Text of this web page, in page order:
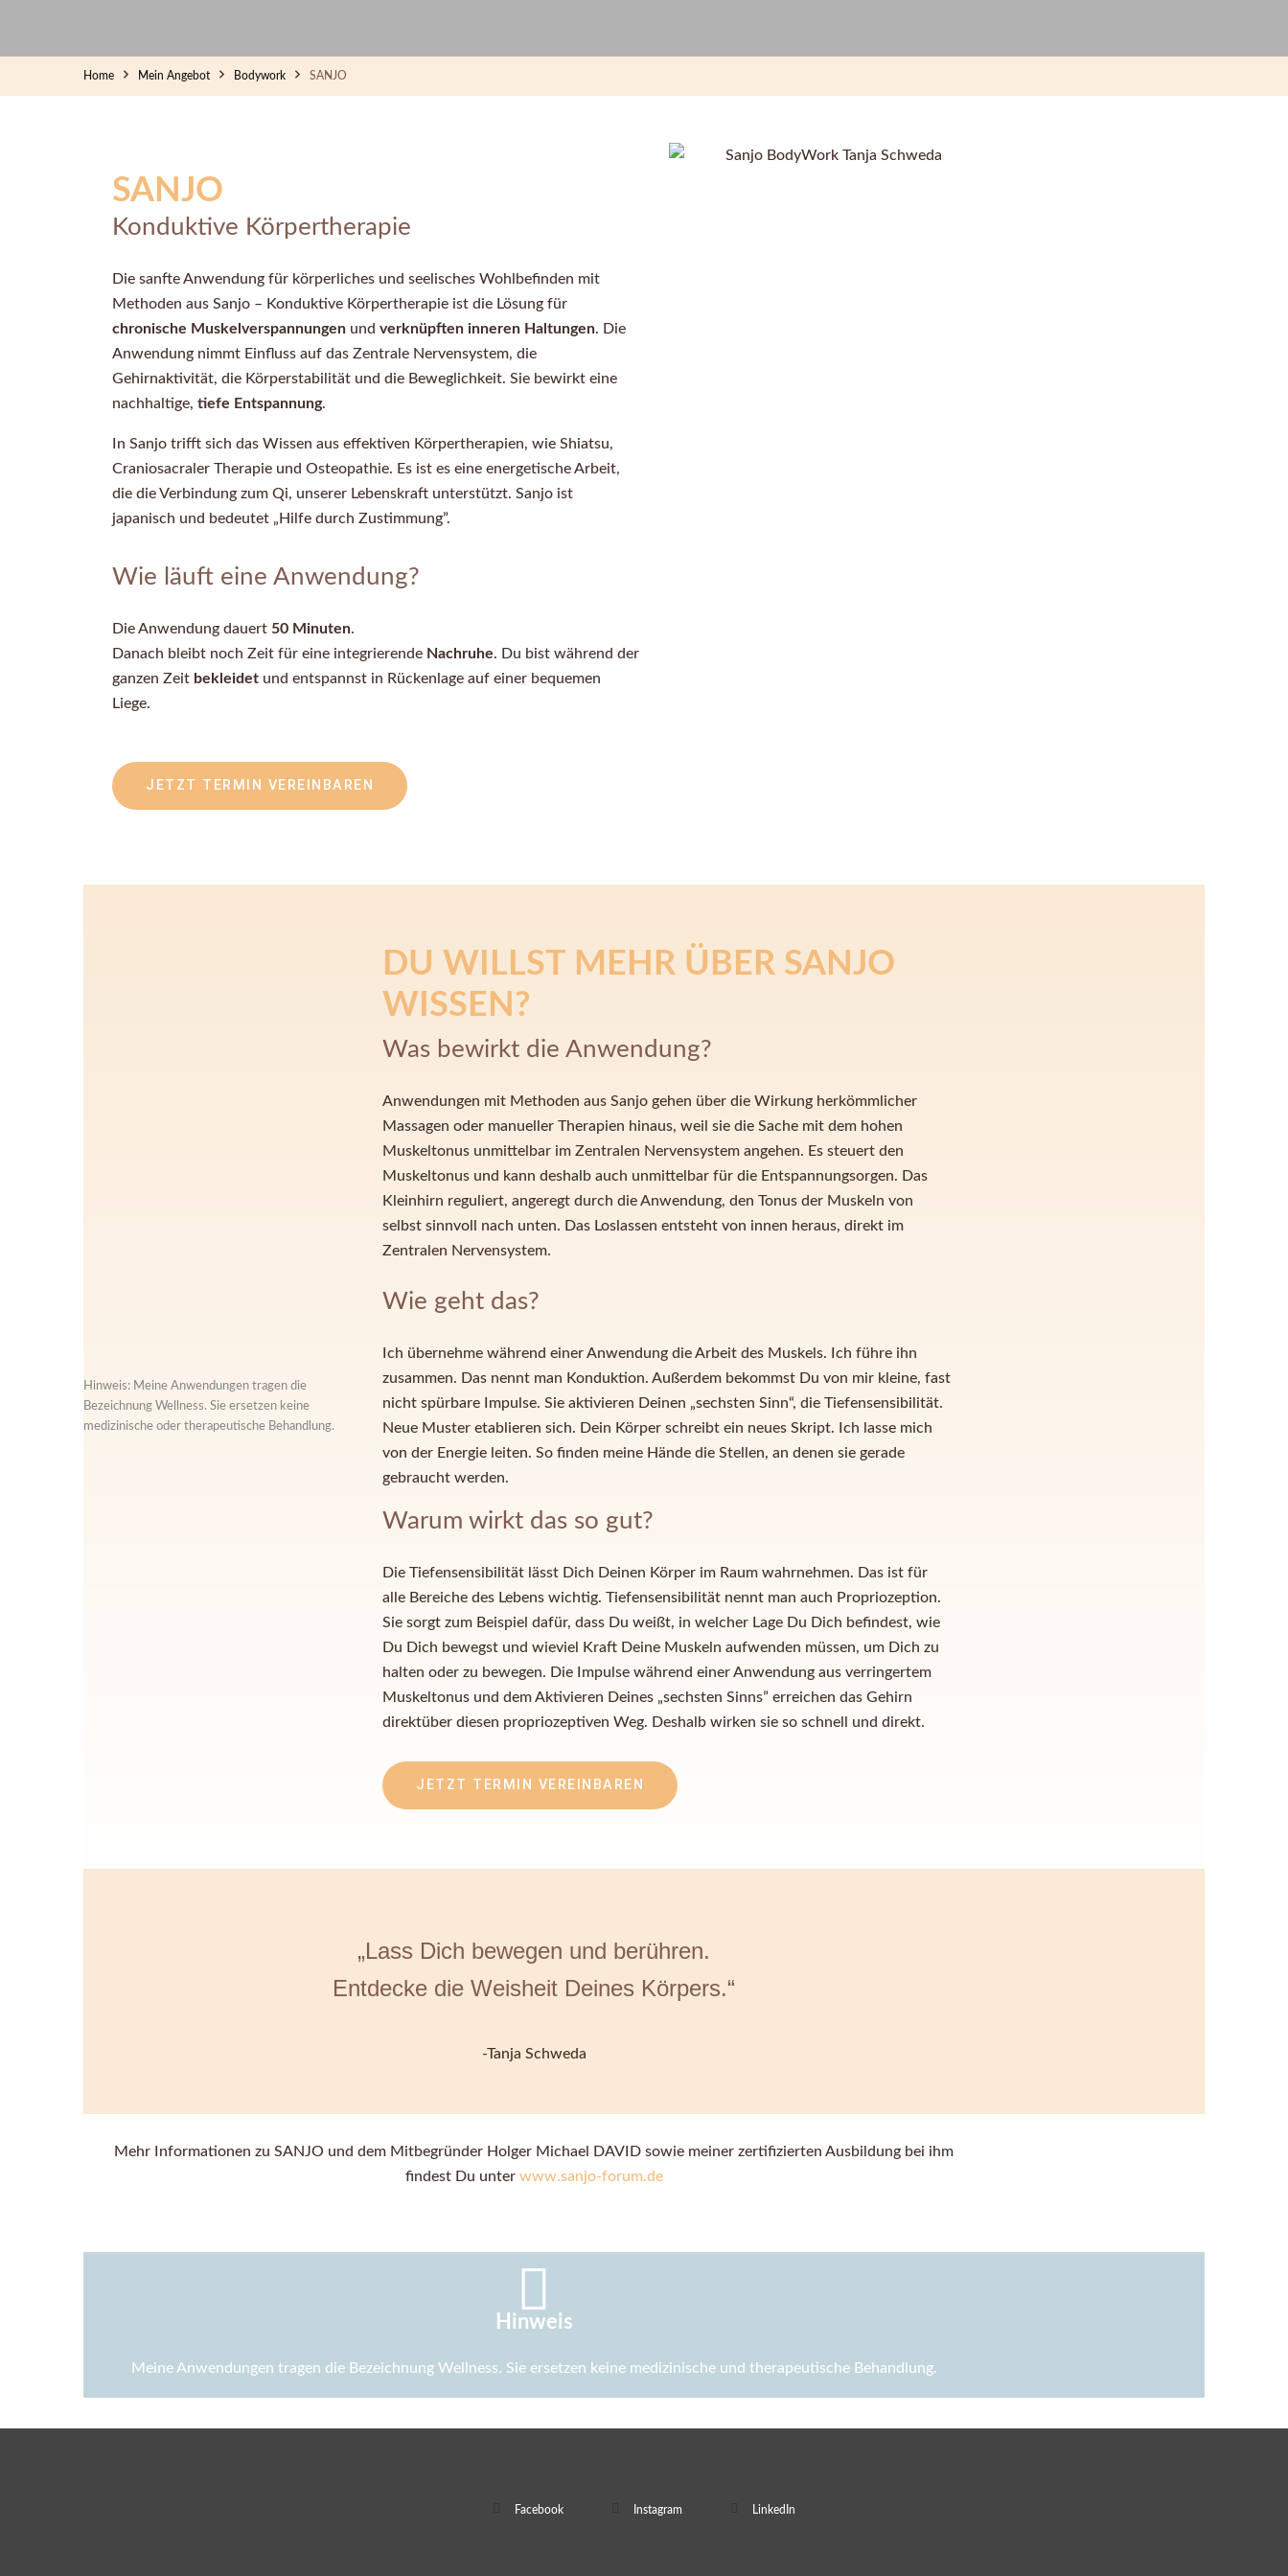
Home Mein Angebot Bodywork SANJO
SANJO
Konduktive Körpertherapie
Die sanfte Anwendung für körperliches und seelisches Wohlbefinden mit
Methoden aus Sanjo – Konduktive Körpertherapie ist die Lösung für
chronische Muskelverspannungen und verknüpften inneren Haltungen. Die
Anwendung nimmt Einfluss auf das Zentrale Nervensystem, die
Gehirnaktivität, die Körperstabilität und die Beweglichkeit. Sie bewirkt eine
nachhaltige, tiefe Entspannung.
In Sanjo trifft sich das Wissen aus effektiven Körpertherapien, wie Shiatsu,
Craniosacraler Therapie und Osteopathie. Es ist es eine energetische Arbeit,
die die Verbindung zum Qi, unserer Lebenskraft unterstützt. Sanjo ist
japanisch und bedeutet „Hilfe durch Zustimmung”.
Wie läuft eine Anwendung?
Die Anwendung dauert 50 Minuten.
Danach bleibt noch Zeit für eine integrierende Nachruhe. Du bist während der
ganzen Zeit bekleidet und entspannst in Rückenlage auf einer bequemen
Liege.
JETZT TERMIN VEREINBAREN
Hinweis: Meine Anwendungen tragen die
Bezeichnung Wellness. Sie ersetzen keine
medizinische oder therapeutische Behandlung.
DU WILLST MEHR ÜBER SANJO
WISSEN?
Was bewirkt die Anwendung?
Anwendungen mit Methoden aus Sanjo gehen über die Wirkung herkömmlicher
Massagen oder manueller Therapien hinaus, weil sie die Sache mit dem hohen
Muskeltonus unmittelbar im Zentralen Nervensystem angehen. Es steuert den
Muskeltonus und kann deshalb auch unmittelbar für die Entspannungsorgen. Das
Kleinhirn reguliert, angeregt durch die Anwendung, den Tonus der Muskeln von
selbst sinnvoll nach unten. Das Loslassen entsteht von innen heraus, direkt im
Zentralen Nervensystem.
Wie geht das?
Ich übernehme während einer Anwendung die Arbeit des Muskels. Ich führe ihn
zusammen. Das nennt man Konduktion. Außerdem bekommst Du von mir kleine, fast
nicht spürbare Impulse. Sie aktivieren Deinen „sechsten Sinn“, die Tiefensensibilität.
Neue Muster etablieren sich. Dein Körper schreibt ein neues Skript. Ich lasse mich
von der Energie leiten. So finden meine Hände die Stellen, an denen sie gerade
gebraucht werden.
Warum wirkt das so gut?
Die Tiefensensibilität lässt Dich Deinen Körper im Raum wahrnehmen. Das ist für
alle Bereiche des Lebens wichtig. Tiefensensibilität nennt man auch Propriozeption.
Sie sorgt zum Beispiel dafür, dass Du weißt, in welcher Lage Du Dich befindest, wie
Du Dich bewegst und wieviel Kraft Deine Muskeln aufwenden müssen, um Dich zu
halten oder zu bewegen. Die Impulse während einer Anwendung aus verringertem
Muskeltonus und dem Aktivieren Deines „sechsten Sinns” erreichen das Gehirn
direktüber diesen propriozeptiven Weg. Deshalb wirken sie so schnell und direkt.
JETZT TERMIN VEREINBAREN
„Lass Dich bewegen und berühren.
Entdecke die Weisheit Deines Körpers.“
-Tanja Schweda
Mehr Informationen zu SANJO und dem Mitbegründer Holger Michael DAVID sowie meiner zertifizierten Ausbildung bei ihm
findest Du unter www.sanjo-forum.de
Hinweis
Meine Anwendungen tragen die Bezeichnung Wellness. Sie ersetzen keine medizinische und therapeutische Behandlung.